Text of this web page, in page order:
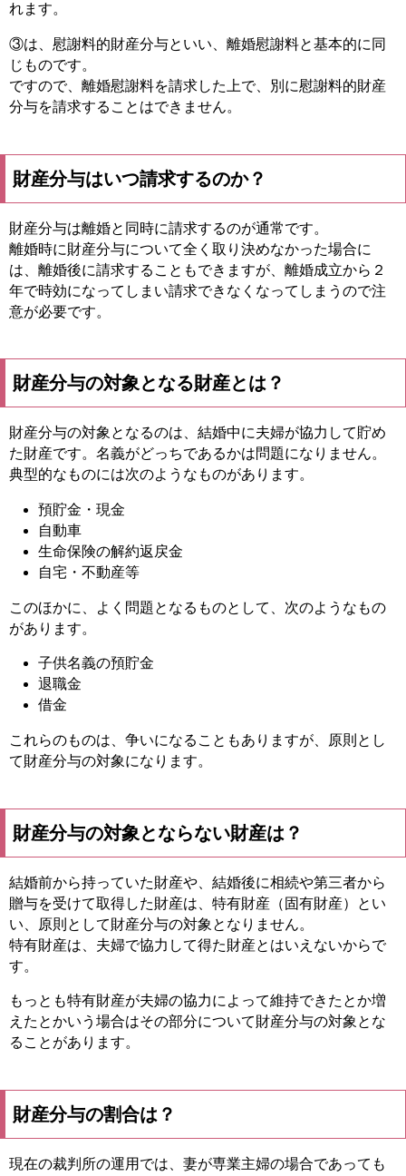
れます。
③は、慰謝料的財産分与といい、離婚慰謝料と基本的に同
じものです。
ですので、離婚慰謝料を請求した上で、別に慰謝料的財産
分与を請求することはできません。
財産分与はいつ請求するのか？
財産分与は離婚と同時に請求するのが通常です。
離婚時に財産分与について全く取り決めなかった場合に
は、離婚後に請求することもできますが、離婚成立から２
年で時効になってしまい請求できなくなってしまうので注
意が必要です。
財産分与の対象となる財産とは？
財産分与の対象となるのは、結婚中に夫婦が協力して貯め
た財産です。名義がどっちであるかは問題になりません。
典型的なものには次のようなものがあります。
預貯金・現金
自動車
生命保険の解約返戻金
自宅・不動産等
このほかに、よく問題となるものとして、次のようなもの
があります。
子供名義の預貯金
退職金
借金
これらのものは、争いになることもありますが、原則とし
て財産分与の対象になります。
財産分与の対象とならない財産は？
結婚前から持っていた財産や、結婚後に相続や第三者から
贈与を受けて取得した財産は、特有財産（固有財産）とい
い、原則として財産分与の対象となりません。
特有財産は、夫婦で協力して得た財産とはいえないからで
す。
もっとも特有財産が夫婦の協力によって維持できたとか増
えたとかいう場合はその部分について財産分与の対象とな
ることがあります。
財産分与の割合は？
現在の裁判所の運用では、妻が専業主婦の場合であっても